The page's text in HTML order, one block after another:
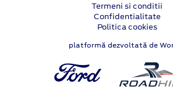
Termeni si conditii
Confidentialitate
Politica cookies
platformă dezvoltată de